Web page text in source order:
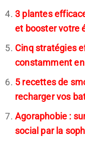
3 plantes
et booster votre
Cinq stratégies
constamment
5 recettes de
recharger vos
Agoraphobie :
social par la